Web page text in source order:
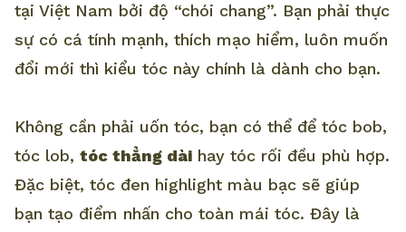
tại Việt Nam bởi độ “chói chang”. Bạn phải thực
sự có cá tính mạnh, thích mạo hiểm, luôn muốn
đổi mới thì kiểu tóc này chính là dành cho bạn.
Không cần phải uốn tóc, bạn có thể để tóc bob,
tóc lob, tóc thẳng dài hay tóc rối đều phù hợp.
Đặc biệt, tóc đen highlight màu bạc sẽ giúp
bạn tạo điểm nhấn cho toàn mái tóc. Đây là